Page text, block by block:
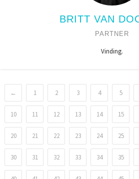
BRITT VAN
PARTNER
Vinding.
← 1 2 3 4 5
10 11 12 13 14 15
20 21 22 23 24 25
30 31 32 33 34 35